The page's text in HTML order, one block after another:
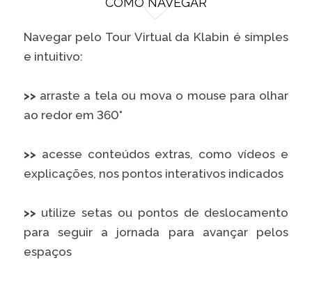
Navegar pelo Tour Virtual da Klabin é simples
e intuitivo:
>> arraste a tela ou mova o mouse para olhar
ao redor em 360°
>> acesse conteúdos extras, como vídeos e
explicações, nos pontos interativos indicados
>> utilize setas ou pontos de deslocamento
para seguir a jornada para avançar pelos
espaços